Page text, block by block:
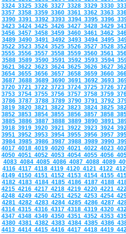
3324 3325 3326 3327 3328 3329 3330
3357 3358 3359 3360 3361 3362 3363
3390 3391 3392 3393 3394 3395 3396
3423 3424 3425 3426 3427 3428 3429
3456 3457 3458 3459 3460 3461 3462
3489 3490 3491 3492 3493 3494 3495
3522 3523 3524 3525 3526 3527 3528
3555 3556 3557 3558 3559 3560 3561
3588 3589 3590 3591 3592 3593 3594
3621 3622 3623 3624 3625 3626 3627
3654 3655 3656 3657 3658 3659 3660
3687 3688 3689 3690 3691 3692 3693
3720 3721 3722 3723 3724 3725 3726
3753 3754 3755 3756 3757 3758 3759
3786 3787 3788 3789 3790 3791 3792
3819 3820 3821 3822 3823 3824 3825
3852 3853 3854 3855 3856 3857 3858
3885 3886 3887 3888 3889 3890 3891
3918 3919 3920 3921 3922 3923 3924
3951 3952 3953 3954 3955 3956 3957
3984 3985 3986 3987 3988 3989 3990
4017 4018 4019 4020 4021 4022 4023
4050 4051 4052 4053 4054 4055 4056
4083 4084 4085 4086 4087 4088 4089
4116 4117 4118 4119 4120 4121 4122
4149 4150 4151 4152 4153 4154 4155
4182 4183 4184 4185 4186 4187 4188
4215 4216 4217 4218 4219 4220 4221
4248 4249 4250 4251 4252 4253 4254
4281 4282 4283 4284 4285 4286 4287
4314 4315 4316 4317 4318 4319 4320
4347 4348 4349 4350 4351 4352 4353
4380 4381 4382 4383 4384 4385 4386
4413 4414 4415 4416 4417 4418 4419